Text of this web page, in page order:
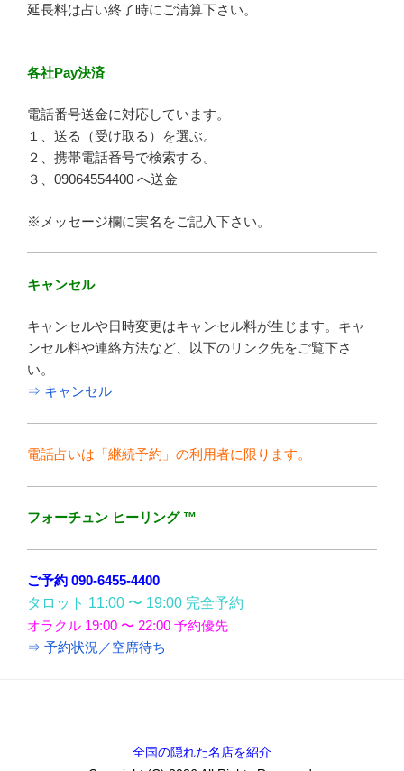
延長料は占い終了時にご清算下さい。
各社Pay決済
電話番号送金に対応しています。
１、送る（受け取る）を選ぶ。
２、携帯電話番号で検索する。
３、09064554400 へ送金
※メッセージ欄に実名をご記入下さい。
キャンセル
キャンセルや日時変更はキャンセル料が生じます。キャ
ンセル料や連絡方法など、以下のリンク先をご覧下さ
い。
⇒ キャンセル
電話占いは「継続予約」の利用者に限ります。
フォーチュン ヒーリング ™
ご予約 090-6455-4400
タロット 11:00 〜 19:00 完全予約
オラクル 19:00 〜 22:00 予約優先
⇒ 予約状況／空席待ち
全国の隠れた名店を紹介